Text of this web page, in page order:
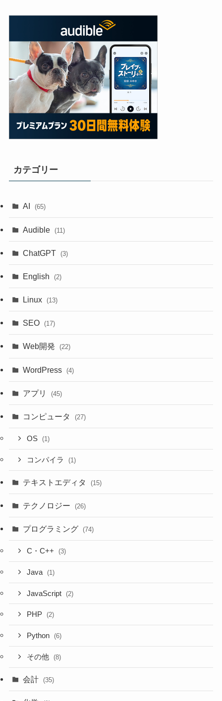
カテゴリー
AI (65)
Audible (11)
ChatGPT (3)
English (2)
Linux (13)
SEO (17)
Web開発 (22)
WordPress (4)
アプリ (45)
コンピュータ (27)
OS (1)
コンパイラ (1)
テキストエディタ (15)
テクノロジー (26)
プログラミング (74)
C・C++ (3)
Java (1)
JavaScript (2)
PHP (2)
Python (6)
その他 (8)
会計 (35)